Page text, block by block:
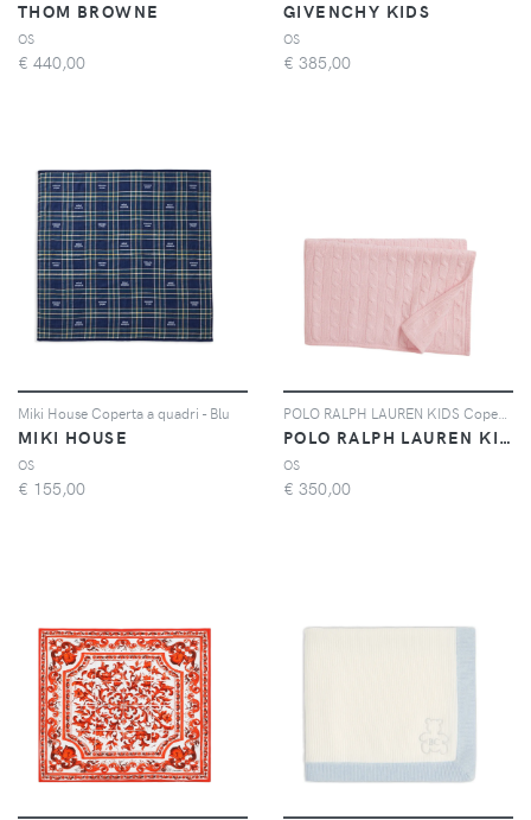
THOM BROWNE
OS
€ 440,00
GIVENCHY KIDS
OS
€ 385,00
Miki House Coperta a quadri - Blu
MIKI HOUSE
OS
€ 155,00
POLO RALPH LAUREN KIDS
OS
€ 350,00